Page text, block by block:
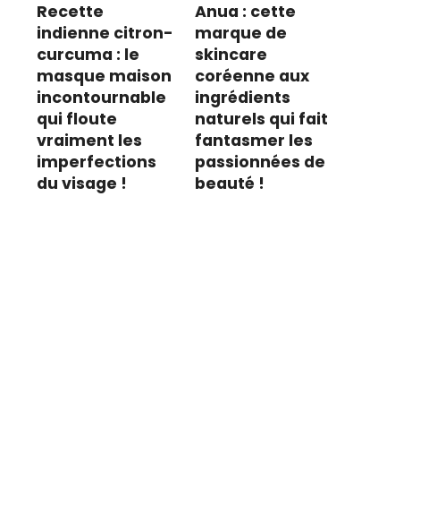
Recette
indienne citron-
curcuma : le
masque maison
incontournable
qui floute
vraiment les
imperfections
du visage !
Anua : cette
marque de
skincare
coréenne aux
ingrédients
naturels qui fait
fantasmer les
passionnées de
beauté !